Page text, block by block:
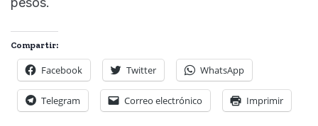
Compartir:
Facebook Twitter WhatsApp
Telegram Correo electrónico Imprimir